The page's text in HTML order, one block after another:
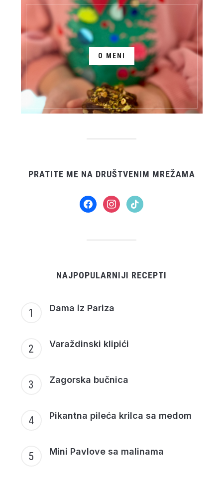
O MENI
PRATITE ME NA DRUŠTVENIM MREŽAMA
facebookinstagram
tiktok
NAJPOPULARNIJI RECEPTI
Dama iz Pariza
Varaždinski klipići
Zagorska bučnica
Pikantna pileća krilca sa medom
Mini Pavlove sa malinama